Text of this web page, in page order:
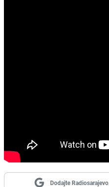
Dodajte